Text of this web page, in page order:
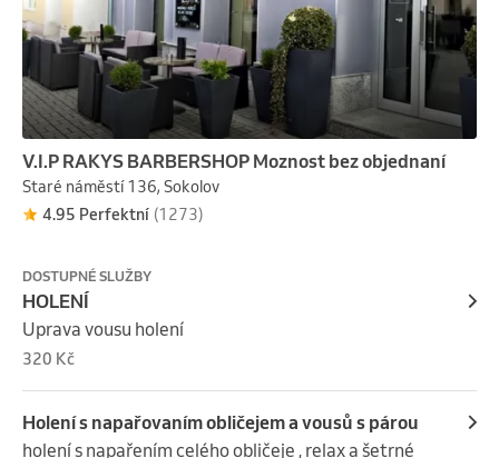
V.I.P RAKYS BARBERSHOP Moznost bez objednaní
Staré náměstí 136, Sokolov
4.95 Perfektní (1273)
DOSTUPNÉ SLUŽBY
HOLENÍ
Uprava vousu holení
320 Kč
Holení s napařovaním obličejem a vousů s párou
holení s napařením celého obličeje , relax a šetrné